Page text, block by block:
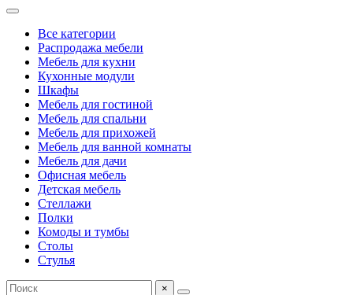
Все категории
Распродажа мебели
Мебель для кухни
Кухонные модули
Шкафы
Мебель для гостиной
Мебель для спальни
Мебель для прихожей
Мебель для ванной комнаты
Мебель для дачи
Офисная мебель
Детская мебель
Стеллажи
Полки
Комоды и тумбы
Столы
Стулья
×